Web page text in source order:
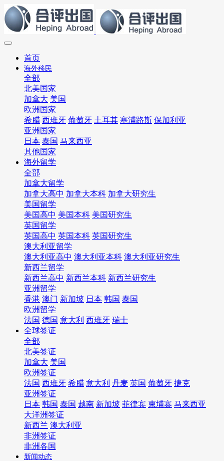
首页
海外移民
全部
北美国家
加拿大 美国
欧洲国家
希腊 西班牙 葡萄牙 土耳其 塞浦路斯 保加利亚
亚洲国家
日本 泰国 马来西亚
其他国家
海外留学
全部
加拿大留学
加拿大高中 加拿大本科 加拿大研究生
美国留学
美国高中 美国本科 美国研究生
英国留学
英国高中 英国本科 英国研究生
澳大利亚留学
澳大利亚高中 澳大利亚本科 澳大利亚研究生
新西兰留学
新西兰高中 新西兰本科 新西兰研究生
亚洲留学
香港 澳门 新加坡 日本 韩国 泰国
欧洲留学
法国 德国 意大利 西班牙 瑞士
全球签证
全部
北美签证
加拿大 美国
欧洲签证
法国 西班牙 希腊 意大利 丹麦 英国 葡萄牙 捷克
亚洲签证
日本 韩国 泰国 越南 新加坡 菲律宾 柬埔寨 马来西亚
大洋洲签证
新西兰 澳大利亚
非洲签证
非洲各国
新闻动态